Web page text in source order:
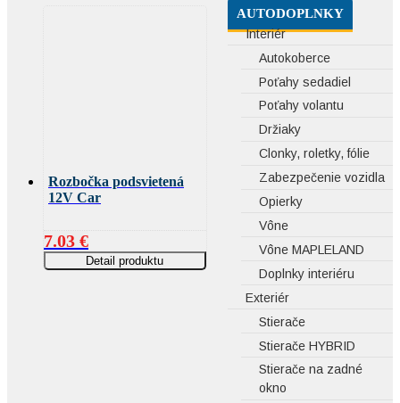
Rozbočka podsvietená
12V Car
7.03 €
Detail produktu
AUTODOPLNKY
Interiér
Autokoberce
Poťahy sedadiel
Poťahy volantu
Držiaky
Clonky, roletky, fólie
Zabezpečenie vozidla
Opierky
Vône
Vône MAPLELAND
Doplnky interiéru
Exteriér
Stierače
Stierače HYBRID
Stierače na zadné
okno